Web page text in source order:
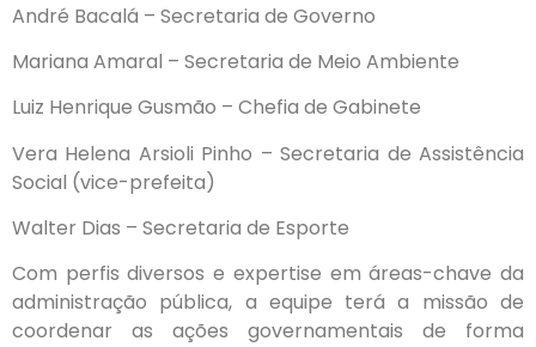
André Bacalá – Secretaria de Governo
Mariana Amaral – Secretaria de Meio Ambiente
Luiz Henrique Gusmão – Chefia de Gabinete
Vera Helena Arsioli Pinho – Secretaria de Assistência
Social (vice-prefeita)
Walter Dias – Secretaria de Esporte
Com perfis diversos e expertise em áreas-chave da
administração pública, a equipe terá a missão de
coordenar as ações governamentais de forma